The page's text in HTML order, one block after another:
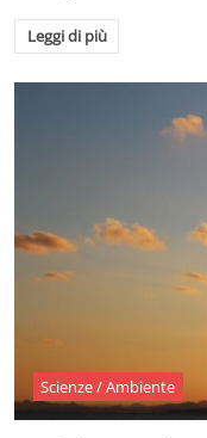
Leggi di più
Scienze / Ambiente